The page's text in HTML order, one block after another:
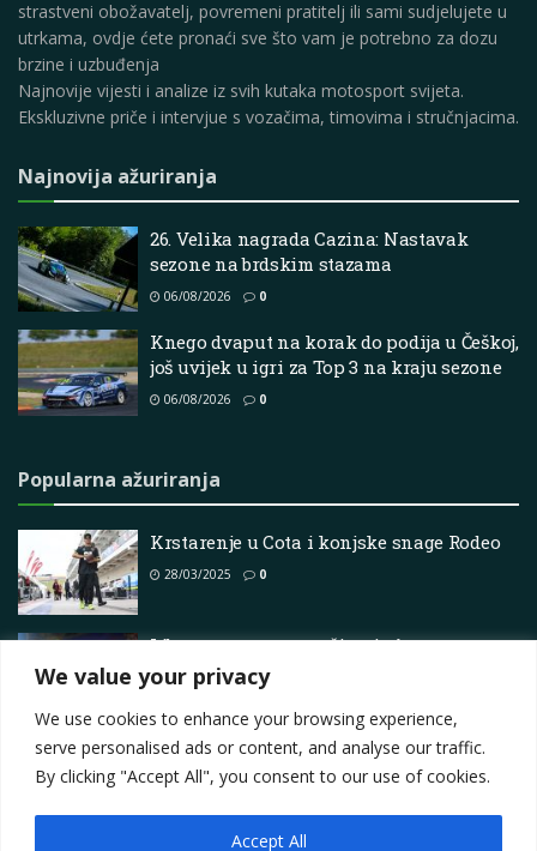
We value your privacy
We use cookies to enhance your browsing experience,
serve personalised ads or content, and analyse our traffic.
By clicking "Accept All", you consent to our use of cookies.
Accept All
strastveni obožavatelj, povremeni pratitelj ili sami sudjelujete u
utrkama, ovdje ćete pronaći sve što vam je potrebno za dozu
brzine i uzbuđenja
Najnovije vijesti i analize iz svih kutaka motosport svijeta.
Ekskluzivne priče i intervjue s vozačima, timovima i stručnjacima.
Najnovija ažuriranja
26. Velika nagrada Cazina: Nastavak
sezone na brdskim stazama
06/08/2026 0
Knego dvaput na korak do podija u Češkoj,
još uvijek u igri za Top 3 na kraju sezone
06/08/2026 0
Popularna ažuriranja
Krstarenje u Cota i konjske snage Rodeo
28/03/2025 0
Liberty razmatra proširenje formata
Sprint